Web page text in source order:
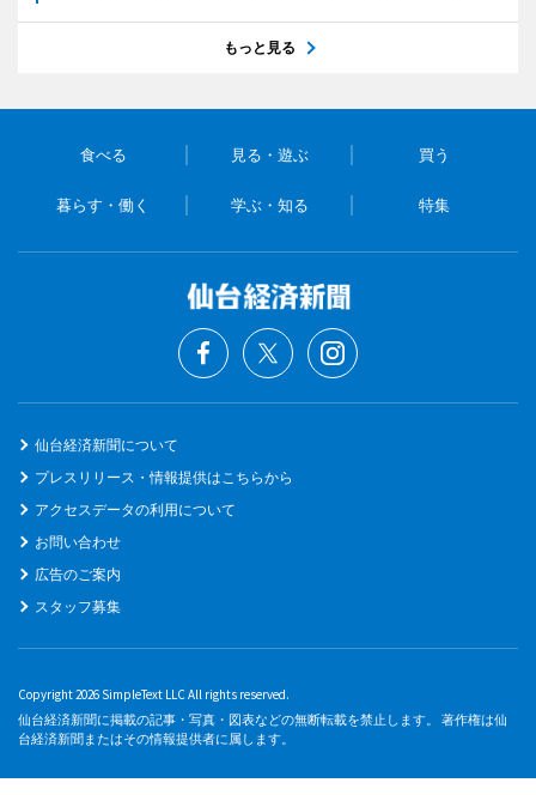
もっと見る
食べる 見る・遊ぶ 買う
暮らす・働く 学ぶ・知る 特集
仙台経済新聞について
プレスリリース・情報提供はこちらから
アクセスデータの利用について
お問い合わせ
広告のご案内
スタッフ募集
Copyright 2026 SimpleText LLC All rights reserved.
仙台経済新聞に掲載の記事・写真・図表などの無断転載を禁止します。 著作権は仙
台経済新聞またはその情報提供者に属します。